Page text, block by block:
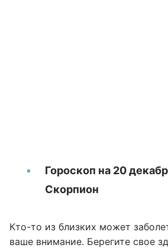
Гороскоп на 20
Скорпион
Кто-то из близких может
ваше внимание. Берегите свое